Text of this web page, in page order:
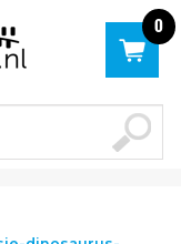
0